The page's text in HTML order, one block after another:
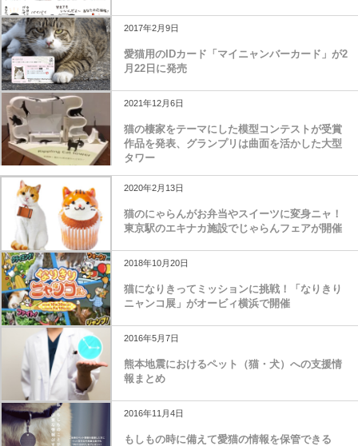
2017年2月9日
愛猫用のIDカード「マイニャンバーカード」が2
月22日に発売
2021年12月6日
猫の棲家をテーマにした模型コンテストが受賞
作品を発表、グランプリは曲面を活かした大型
タワー
2020年2月13日
猫のにゃらんがお弁当やスイーツに変身ニャ！
東京駅のエキナカ施設でじゃらんフェアが開催
2018年10月20日
猫になりきってミッションに挑戦！「なりきり
ニャンコ展」がオービィ横浜で開催
2016年5月7日
熊本地震におけるペット（猫・犬）への支援情
報まとめ
2016年11月4日
もしもの時に備えて愛猫の情報を保管できる